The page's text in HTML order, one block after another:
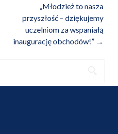
„Młodzież to nasza
przyszłość – dziękujemy
uczelniom za wspaniałą
inaugurację obchodów!” →